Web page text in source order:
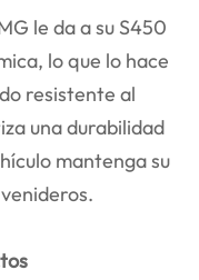
le da a su S450
lo que lo hace
resistente al
una durabilidad
mantenga su